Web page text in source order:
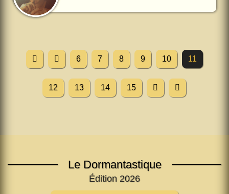
Le Dormantastique
Édition 2026
6 7 8 9 10 11
12 13 14 15